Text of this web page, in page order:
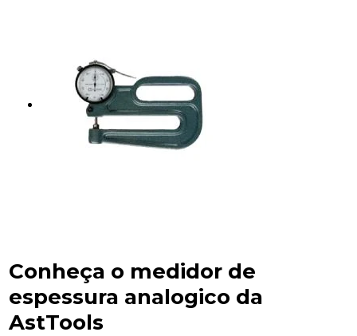
Conheça o medidor de
espessura analogico da
AstTools